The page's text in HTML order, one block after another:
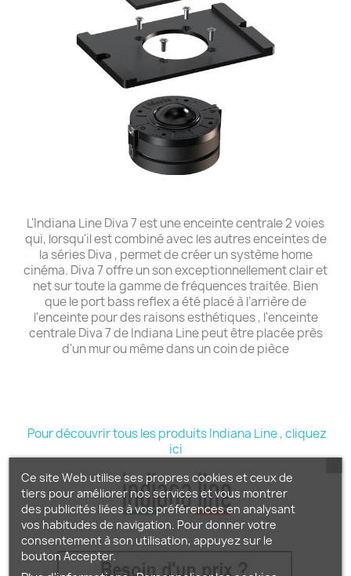
L'Indiana Line Diva 7 est une enceinte centrale 2 voies
qui, lorsqu'il est combiné avec les autres enceintes de
la séries Diva , permet de créer un système home
cinéma. Diva 7 offre un son exceptionnellement clair et
net sur toute la gamme de fréquences traitée. Bien
que le port bass reflex a été placé à l’arrière de
l'enceinte pour des raisons esthétiques , l'enceinte
centrale Diva 7 de Indiana Line peut être placée près
d'un mur ou même dans un coin de pièce
Pour découvrir tous les produits Indiana Line , cliquez
ici
Ce site Web utilise ses propres cookies et ceux de
tiers pour améliorer nos services et vous montrer
des publicités liées à vos préférences en analysant
vos habitudes de navigation. Pour donner votre
consentement à son utilisation, appuyez sur le
bouton Accepter.